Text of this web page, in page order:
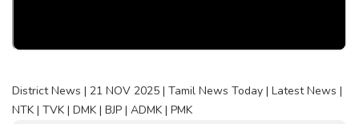
District News | 21 NOV 2025 | Tamil News Today | Latest News |
NTK | TVK | DMK | BJP | ADMK | PMK